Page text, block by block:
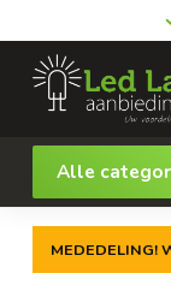
Alle
MEDEDELING!